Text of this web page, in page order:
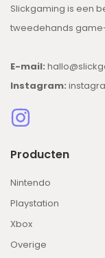
Slickgaming is een
tweedehands
E-mail:
Instagram:
Producten
Nintendo
Playstation
Xbox
Overige